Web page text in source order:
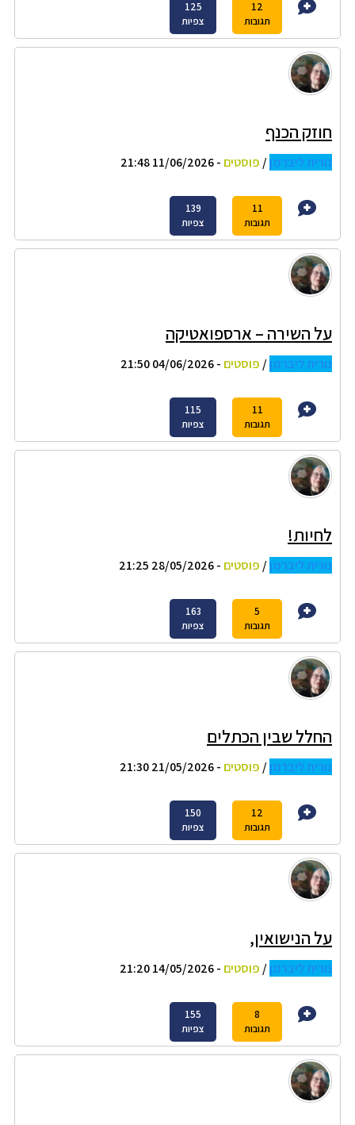
12
תגובות
125
צפיות
חוזק הכנף
נורית ליברמן/ פוסטים - 11/06/2026 21:48
11
תגובות
139
צפיות
על השירה – ארספואטיקה
נורית ליברמן/ פוסטים - 04/06/2026 21:50
11
תגובות
115
צפיות
לחיות!
נורית ליברמן/ פוסטים - 28/05/2026 21:25
5
תגובות
163
צפיות
החלל שבין הכתלים
נורית ליברמן/ פוסטים - 21/05/2026 21:30
12
תגובות
150
צפיות
על הנישואין,
נורית ליברמן/ פוסטים - 14/05/2026 21:20
8
תגובות
155
צפיות